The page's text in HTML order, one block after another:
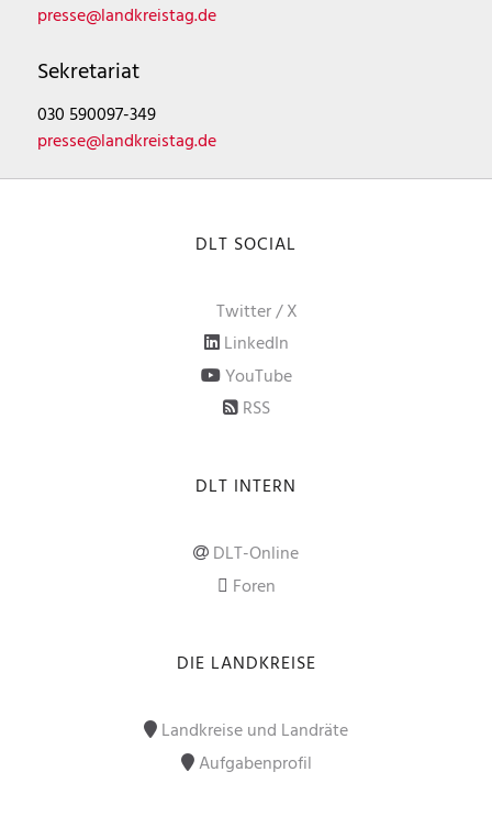
presse@landkreistag.de
Sekretariat
030 590097-349
presse@landkreistag.de
DLT SOCIAL
Twitter / X
LinkedIn
YouTube
RSS
DLT INTERN
DLT-Online
Foren
DIE LANDKREISE
Landkreise und Landräte
Aufgabenprofil